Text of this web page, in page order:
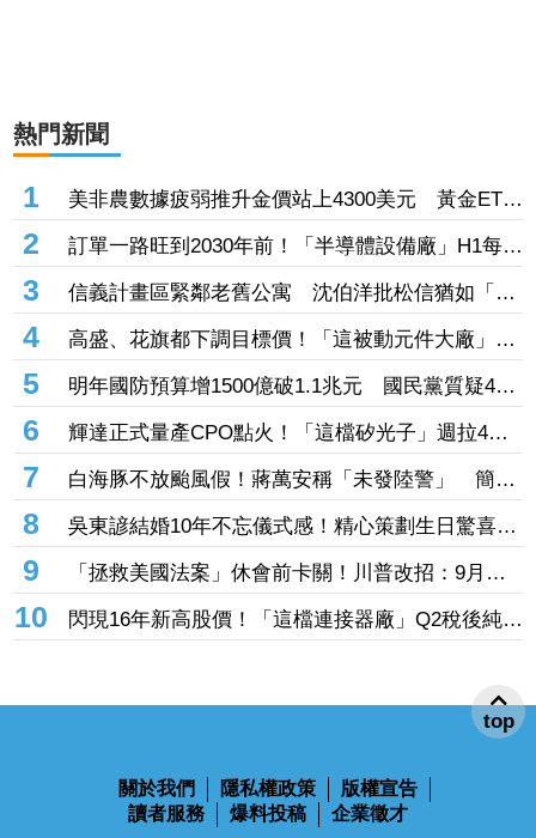
熱門新聞
1
美非農數據疲弱推升金價站上4300美元 黃金ETF
走強「這檔正2」一周漲近9%
2
訂單一路旺到2030年前！「半導體設備廠」H1每股
賺27.27元創同期新高 連4季賺逾一個股本
3
信義計畫區緊鄰老舊公寓 沈伯洋批松信猶如「兩
個世界」
4
高盛、花旗都下調目標價！「這被動元件大廠」股
價腰斬人心惶惶 專家逆勢喊安：兩家外資都沒看
衰它
5
明年國防預算增1500億破1.1兆元 國民黨質疑400
億無人機硬要編特別預算「刷卡換現金」
6
輝達正式量產CPO點火！「這檔矽光子」週拉4根
漲停 啖1.6T、3.2T大餅EPS上看17元
7
白海豚不放颱風假！蔣萬安稱「未發陸警」 簡舒
培轟雙標：巴威當時也沒有
8
吳東諺結婚10年不忘儀式感！精心策劃生日驚喜
還主動帶娃羨煞人妻女星
9
「拯救美國法案」休會前卡關！川普改招：9月併
入軍費預算案
10
閃現16年新高股價！「這檔連接器廠」Q2稅後純益
突破2億元 公司展望轉型有成、獲利再提升
關於我們 隱私權政策
版權宣告
讀者服務
爆料投稿 企業徵才
top